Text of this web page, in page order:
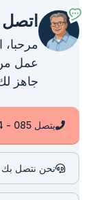
اتصل
عمل من الساعة
جاهز
يتصل 085 - 1304 575
نحن نتصل بك